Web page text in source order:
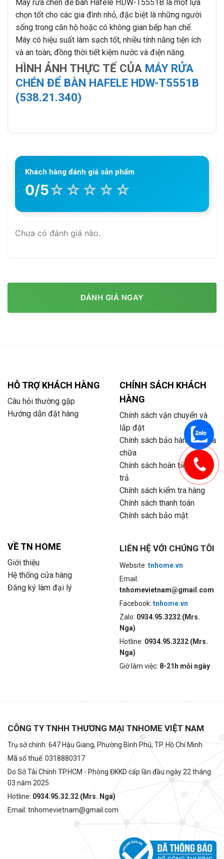
Máy rửa chén để bàn Hafele HDW-T5551B là một lựa
chọn tốt cho các gia đình nhỏ, đặc biệt là những người
sống trong căn hộ hoặc có không gian bếp hạn chế.
Máy có hiệu suất làm sạch tốt, nhiều tính năng tiện ích
và an toàn, đồng thời tiết kiệm nước và điện năng.
HÌNH ẢNH THỰC TẾ CỦA MÁY RỬA
CHÉN ĐỂ BÀN HAFELE HDW-T5551B
(538.21.340)
Khách hàng đánh giá sản phẩm
0/5☆ ☆ ☆ ☆ ☆
Chưa có đánh giá nào.
ĐÁNH GIÁ NGAY
HỖ TRỢ KHÁCH HÀNG
Câu hỏi thường gặp
Hướng dẫn đặt hàng
CHÍNH SÁCH KHÁCH
HÀNG
Chính sách vận chuyển và
lắp đặt
Chính sách bảo hành và sửa
chữa
Chính sách hoàn tiền và đổi
trả
Chính sách kiểm tra hàng
Chính sách thanh toán
Chính sách bảo mật
VỀ TN HOME
Giới thiệu
Hệ thống cửa hàng
Đăng ký làm đại lý
LIÊN HỆ VỚI CHÚNG TÔI
Website: tnhome.vn
Email:
tnhomevietnam@gmail.com
Facebook: tnhome.vn
Zalo: 0934.95.3232 (Mrs.
Nga)
Hotline: 0934.95.3232 (Mrs.
Nga)
Giờ làm việc: 8-21h mỗi ngày
CÔNG TY TNHH THƯƠNG MẠI TNHOME VIỆT NAM
Trụ sở chính: 647 Hậu Giang, Phường Bình Phú, TP. Hồ Chí Minh
Mã số thuế: 0318880317
Do Sở Tài Chính TP.HCM - Phòng ĐKKD cấp lần đầu ngày 22 tháng
03 năm 2025
Hotline: 0934.95.32.32 (Mrs. Nga)
Email: tnhomevietnam@gmail.com